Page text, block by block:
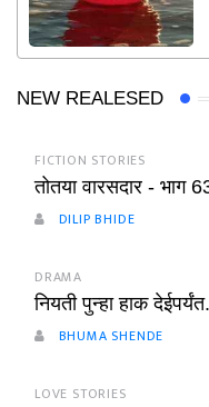
NEW REALESED
FICTION STORIES
तोतया वारसदार - भाग
DILIP BHIDE
DRAMA
नियती पुन्हा हाक
BHUMA SHENDE
LOVE STORIES